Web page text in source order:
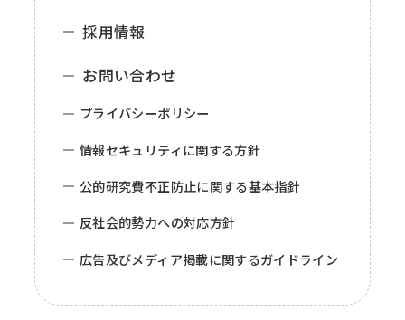
採用情報
お問い合わせ
プライバシーポリシー
情報セキュリティに関する方針
公的研究費不正防止に関する基本指針
反社会的勢力への対応方針
広告及びメディア掲載に関するガイドライン